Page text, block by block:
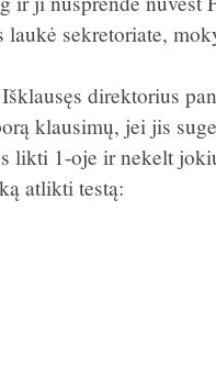
sekretoriate,
direktorius
klausimų, jei jis
likti 1-oje ir nekelt
atlikti testą: